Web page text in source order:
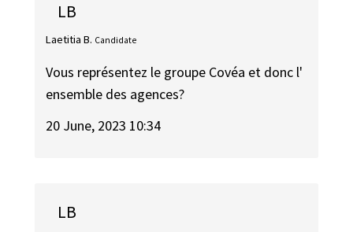
LB
Laetitia B. Candidate
Vous représentez le groupe Covéa et donc l'
ensemble des agences?
20 June, 2023 10:34
LB